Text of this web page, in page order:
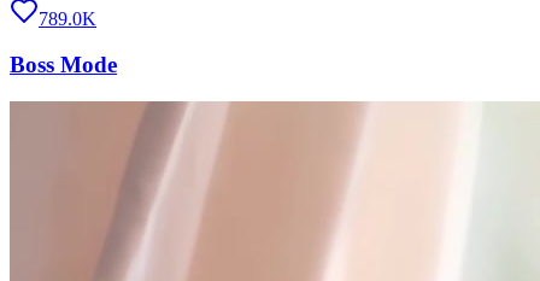
789.0K
Boss Mode